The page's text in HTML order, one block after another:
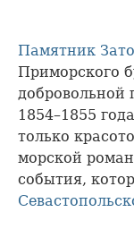
Памятник
Приморского
добровольной
1854–1855
только
морской
события,